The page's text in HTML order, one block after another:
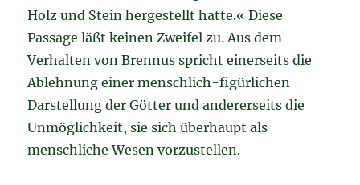
Holz und Stein hergestellt hatte.« Diese
Passage läßt keinen Zweifel zu. Aus dem
Verhalten von Brennus spricht einerseits die
Ablehnung einer menschlich-figürlichen
Darstellung der Götter und andererseits die
Unmöglichkeit, sie sich überhaupt als
menschliche Wesen vorzustellen.